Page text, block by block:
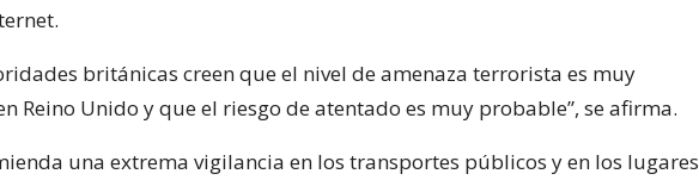
británicas creen que el nivel de amenaza terrorista es muy
Reino Unido y que el riesgo de atentado es muy probable”, se afirma.
una extrema vigilancia en los transportes públicos y en los lugares